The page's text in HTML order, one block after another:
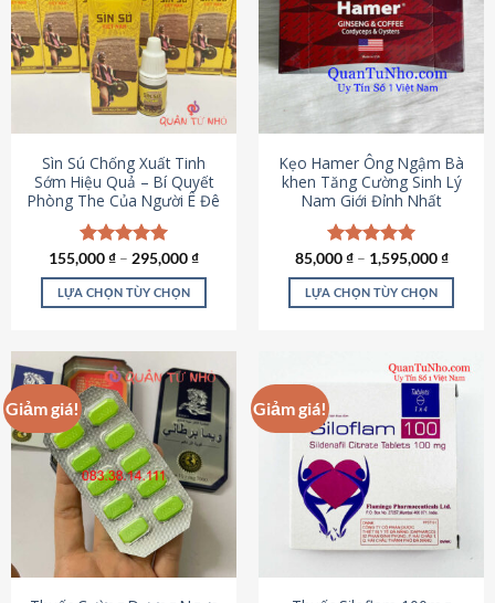
thể.
Các
tùy
chọn
có
thể
được
chọn
trên
trang
sản
phẩm
Sìn Sú Chống Xuất Tinh
Sớm Hiệu Quả – Bí Quyết
Phòng The Của Người Ê Đê
Được xếp
hạng4.95
5 sao
155,000₫ – 295,000₫
LỰA CHỌN TÙY CHỌN
này
có
nhiều
biến
thể.
Các
tùy
chọn
có
thể
Kẹo Hamer Ông Ngậm Bà
khen Tăng Cường Sinh Lý
Nam Giới Đỉnh Nhất
Được xếp
hạng5.00
5 sao
85,000₫– 1,595,000₫
LỰA CHỌN TÙY CHỌN
này
nhiều
biến
tùy
chọn
có
được
Giảm giá! Giảm giá!